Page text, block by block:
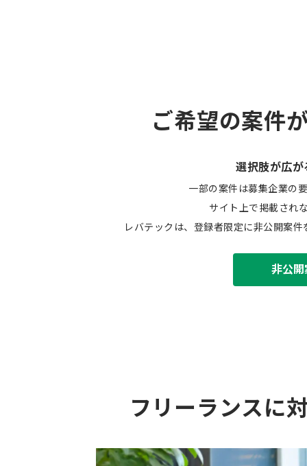
ご希望の案件
選択肢が広が
一部の案件は募集企業の
サイト上で掲載され
レバテックは、登録者限定に非公開案
非公
フリーランスに